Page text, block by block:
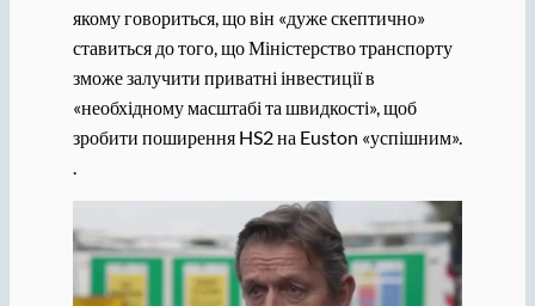
якому говориться, що він «дуже скептично»
ставиться до того, що Міністерство транспорту
зможе залучити приватні інвестиції в
«необхідному масштабі та швидкості», щоб
зробити поширення HS2 на Euston «успішним».